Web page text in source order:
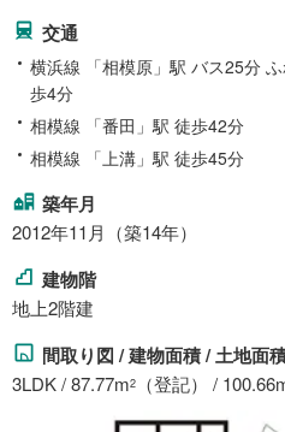
交通
横浜線 「相模原」駅 バス25分
歩4分
相模線 「番田」駅 徒歩42分
相模線 「上溝」駅 徒歩45分
築年月
2012年11月（築14年）
建物階
地上2階建
間取り図 / 建物面積 / 土地面
3LDK / 87.77m2 （登記） /